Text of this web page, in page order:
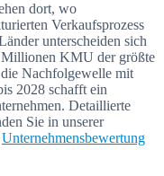
dort, wo
Verkaufsprozess
unterscheiden sich
KMU der größte
Nachfolgewelle mit
2028 schafft ein
Detaillierte
Sie in unserer
Unternehmensbewertung